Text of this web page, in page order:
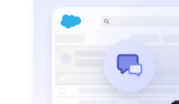
yang lebih baik dan